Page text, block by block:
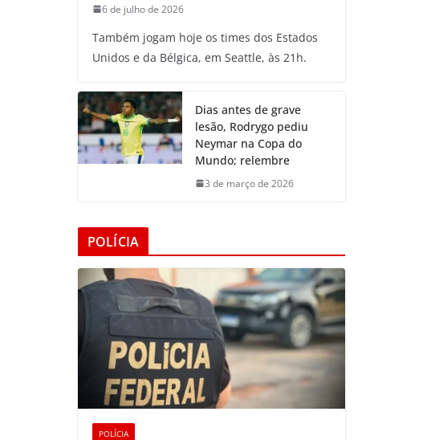
6 de julho de 2026
Também jogam hoje os times dos Estados
Unidos e da Bélgica, em Seattle, às 21h.
Dias antes de grave
lesão, Rodrygo pediu
Neymar na Copa do
Mundo; relembre
3 de março de 2026
POLÍCIA
POLÍCIA